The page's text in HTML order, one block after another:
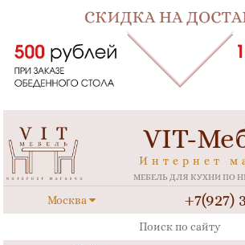
VIT-
Интернет
МЕБЕЛЬ ДЛЯ КУХНИ ПО
Москва +7(927)